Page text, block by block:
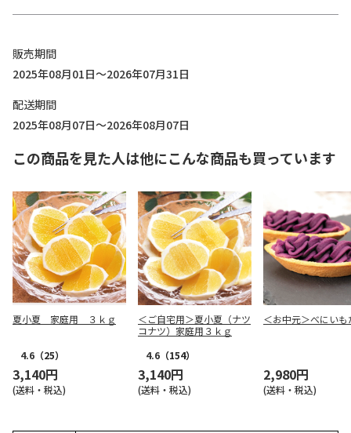
販売期間
2025年08月01日～2026年07月31日
配送期間
2025年08月07日～2026年08月07日
この商品を見た人は他にこんな商品も買っています
夏小夏 家庭用 ３ｋｇ
4.6 （25）
3,140円
(送料・税込)
＜ご自宅用＞夏小夏（ナツ
コナツ）家庭用３ｋｇ
4.6 （154）
3,140円
(送料・税込)
＜お中元＞べにいも
2,980円
(送料・税込)